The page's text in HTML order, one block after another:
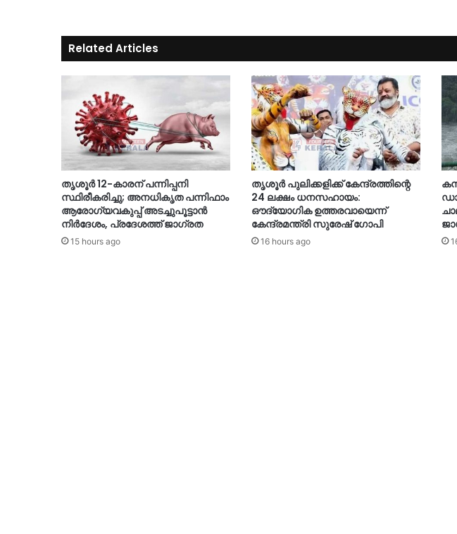
Related Articles
തൃശൂർ 12-കാരന് പന്നിപ്പനി
സ്ഥിരീകരിച്ചു; അനധികൃത പന്നിഫാം
ആരോഗ്യവകുപ്പ് അടച്ചുപൂട്ടാൻ
നിർദേശം, പ്രദേശത്ത് ജാഗ്രത
15 hours ago
തൃശൂർ പുലിക്കളിക്ക് കേന്ദ്രത്തിന്റെ
24 ലക്ഷം ധനസഹായം:
ഔദ്യോഗിക ഉത്തരവായെന്ന്
കേന്ദ്രമന്ത്രി സുരേഷ് ഗോപി
16 hours ago